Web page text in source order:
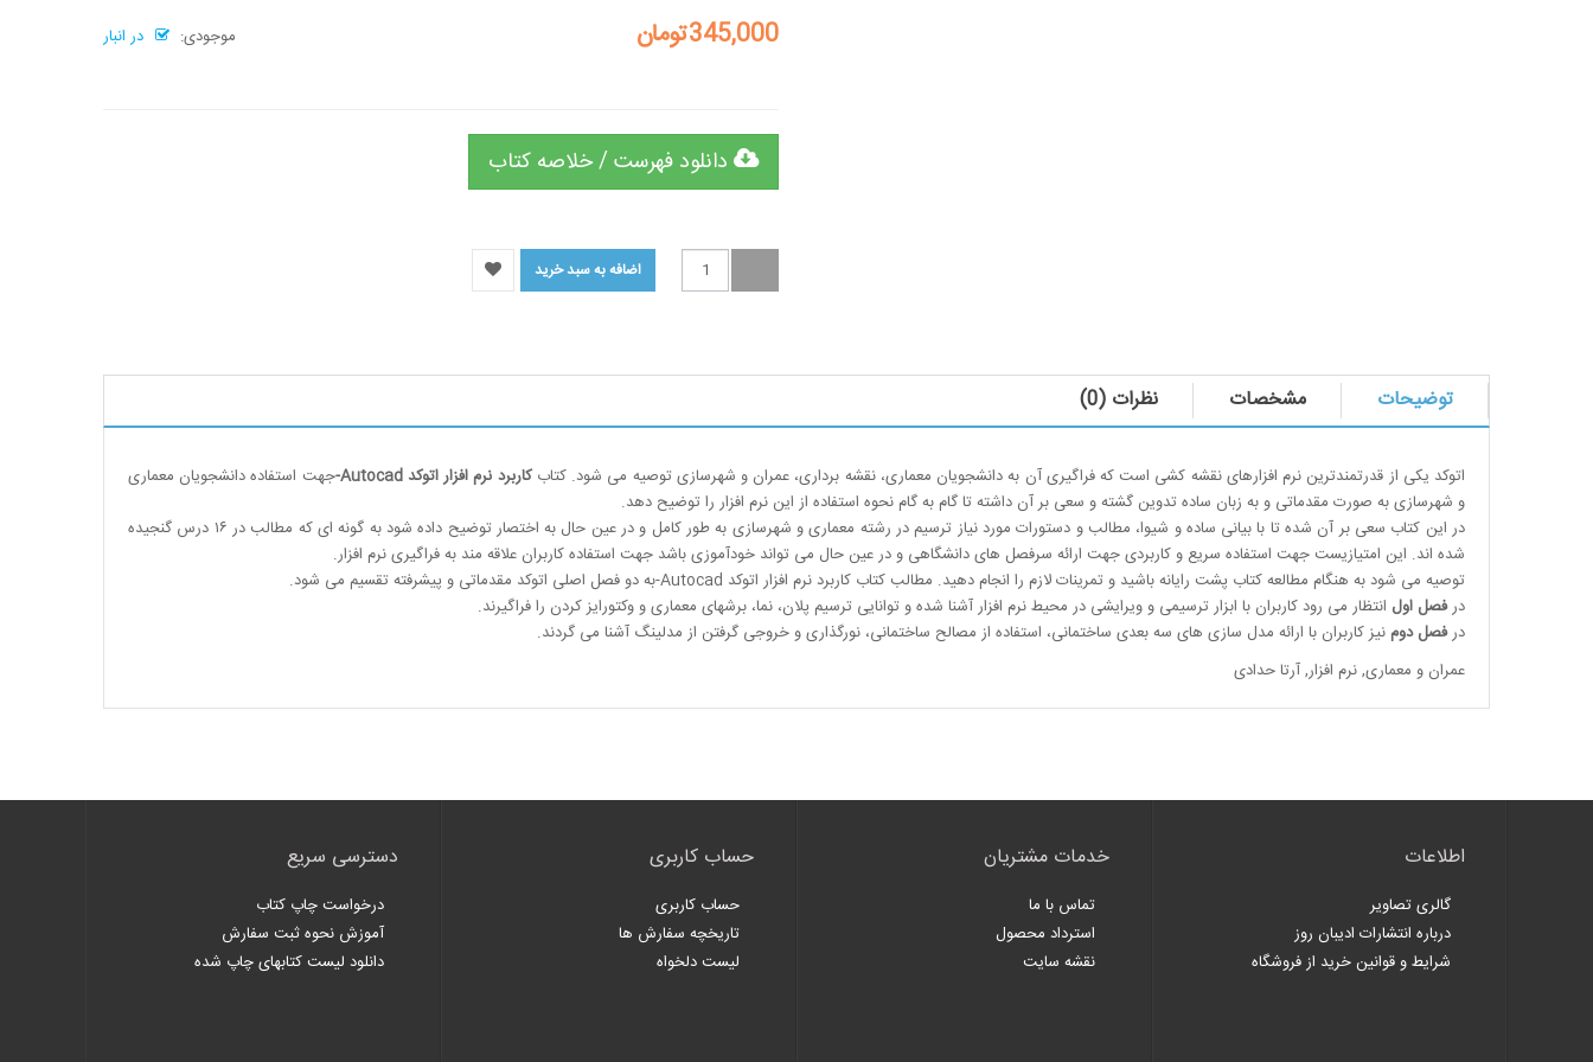
موجودی: در انبار 345,000تومان
دانلود فهرست / خلاصه کتاب
توضیحات مشخصات نظرات (0)
اتوکد یکی از قدرتمندترین نرم افزارهای نقشه کشی است که فراگیری آن به دانشجویان معماری، نقشه برداری، عمران و شهرسازی توصیه می شود.کتاب کاربرد نرم افزار اتوکد -Autocadجهت استفاده دانشجویان معماری
و شهرسازی به صورت مقدماتی و به زبان ساده تدوین گشته و سعی بر آن داشته تا گام به گام نحوه استفاده از این نرم افزار را توضیح دهد.
در این کتاب سعی بر آن شده تا با بیانی ساده و شیوا، مطالب و دستورات مورد نیاز ترسیم در رشته معماری و شهرسازی به طور کامل و در عین حال به اختصار توضیح داده شود به گونه ای که مطالب در ۱۶ درس گنجیده
شده اند. این امتیازیست جهت استفاده سریع و کاربردی جهت ارائه سرفصل های دانشگاهی و در عین حال می تواند خودآموزی باشد جهت استفاده کاربران علاقه مند به فراگیرینرم افزار.
توصیه می شود به هنگام مطالعه کتاب پشت رایانه باشید و تمرینات لازم را انجام دهید. مطالب کتاب کاربرد نرم افزار اتوکد -Autocadبه دو فصل اصلی اتوکد مقدماتی و پیشرفته تقسیم می شود.
درفصل اول انتظار می رود کاربران با ابزار ترسیمی و ویرایشی در محیط نرم افزار آشنا شده و توانایی ترسیم پلان، نما، برشهای معماریو وکتورایز کردن را فراگیرند.
درفصل دوم نیز کاربران با ارائه مدل سازی های سه بعدی ساختمانی، استفاده از مصالح ساختمانی، نورگذاری و خروجی گرفتن از مدلینگ آشنا می گردند.
عمران و معماری,نرم افزار,آرتا حدادی
اطلاعات
گالری تصاویر
درباره انتشارات ادیبان روز
شرایط و قوانین خرید از فروشگاه
خدمات مشتریان
تماس با ما
استرداد محصول
نقشه سایت
حساب کاربری
حساب کاربری
تاریخچه سفارش ها
لیست دلخواه
دسترسی سریع
درخواست چاپ کتاب
آموزش نحوه ثبت سفارش
دانلود لیست کتابهای چاپ شده